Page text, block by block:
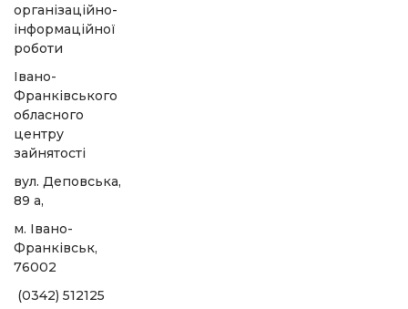
організаційно-
інформаційної
роботи
Івано-
Франківського
обласного
центру
зайнятості
вул. Деповська,
89 а,
м. Івано-
Франківськ,
76002
(0342) 512125